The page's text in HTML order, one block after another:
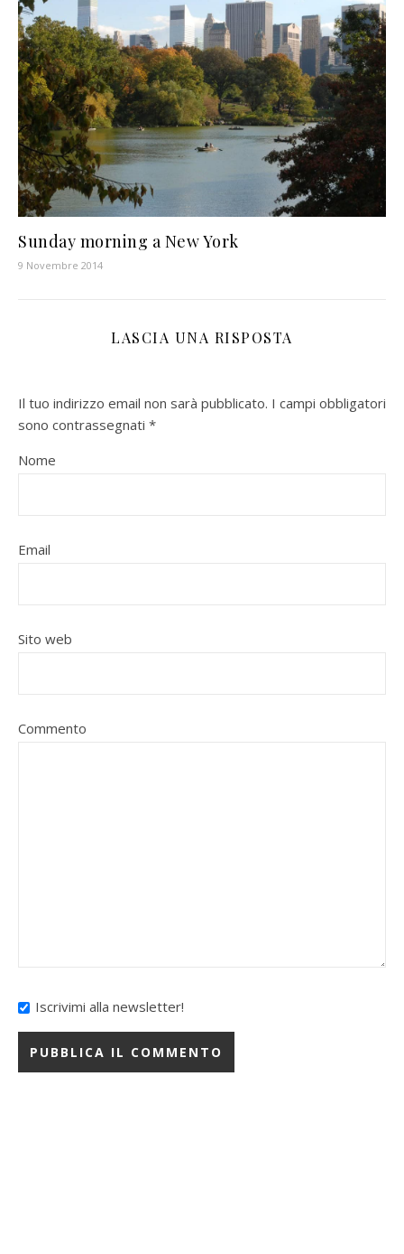
Sunday morning a New York
9 Novembre 2014
LASCIA UNA RISPOSTA
Il tuo indirizzo email non sarà pubblicato. I campi obbligatori
sono contrassegnati *
Nome
Email
Sito web
Commento
Iscrivimi alla newsletter!